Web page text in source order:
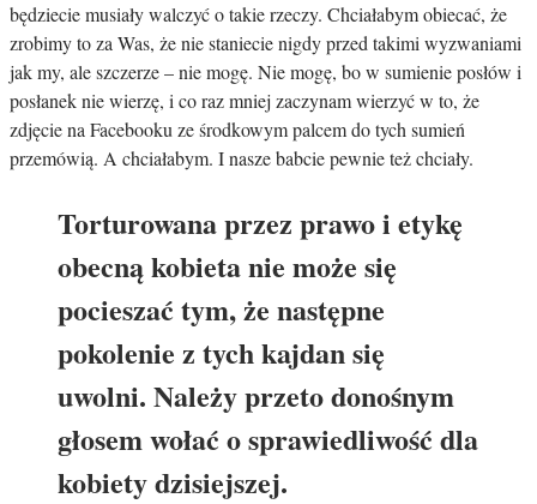
będziecie musiały walczyć o takie rzeczy. Chciałabym obiecać, że
zrobimy to za Was, że nie staniecie nigdy przed takimi wyzwaniami
jak my, ale szczerze – nie mogę. Nie mogę, bo w sumienie posłów i
posłanek nie wierzę, i co raz mniej zaczynam wierzyć w to, że
zdjęcie na Facebooku ze środkowym palcem do tych sumień
przemówią. A chciałabym. I nasze babcie pewnie też chciały.
Torturowana przez prawo i etykę
obecną kobieta nie może się
pocieszać tym, że następne
pokolenie z tych kajdan się
uwolni. Należy przeto donośnym
głosem wołać o sprawiedliwość dla
kobiety dzisiejszej.